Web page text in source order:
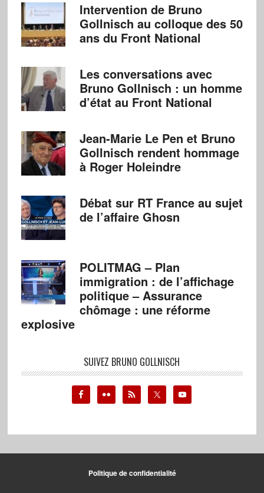
Intervention de Bruno
Gollnisch au colloque des 50
ans du Front National
Les conversations avec
Bruno Gollnisch : un homme
d’état au Front National
Jean-Marie Le Pen et Bruno
Gollnisch rendent hommage
à Roger Holeindre
Débat sur RT France au sujet
de l’affaire Ghosn
POLITMAG – Plan
immigration : de l’affichage
politique – Assurance
chômage : une réforme
explosive
SUIVEZ BRUNO GOLLNISCH
Politique de confidentialité